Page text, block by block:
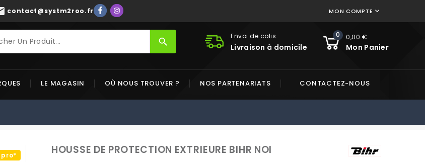
contact@systm2roo.fr MON COMPTE 
0 0,00 €
Mon Panier
Envoi de colis
Livraison à domicile
search
LE MAGASIN OÙ NOUS TROUVER ? NOS PARTENARIATS CONTACTEZ-NOUS
HOUSSE DE PROTECTION EXTRIEURE BIHR NOI